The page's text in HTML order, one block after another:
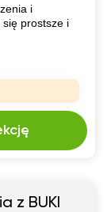
i
prostsze i
z BUKI